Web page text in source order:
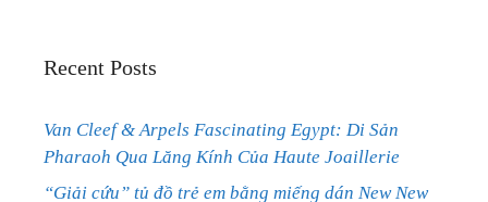
Recent Posts
Van Cleef & Arpels Fascinating Egypt: Di Sản
Pharaoh Qua Lăng Kính Của Haute Joaillerie
“Giải cứu” tủ đồ trẻ em bằng miếng dán New New